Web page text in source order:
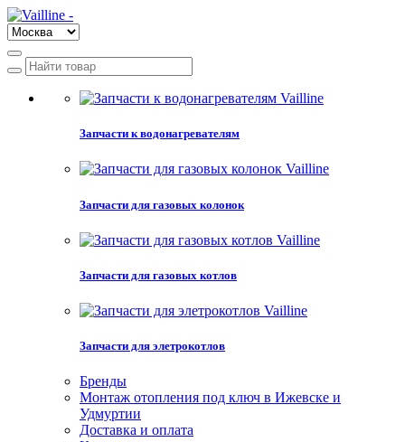
Запчасти к водонагревателям
Запчасти для газовых колонок
Запчасти для газовых котлов
Запчасти для элетрокотлов
Бренды
Монтаж отопления под ключ в Ижевске и
Удмуртии
Доставка и оплата